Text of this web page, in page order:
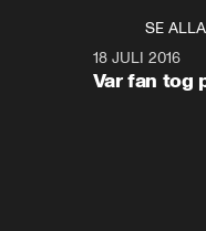
SE ALLA
18 JULI 2016
Var fan tog